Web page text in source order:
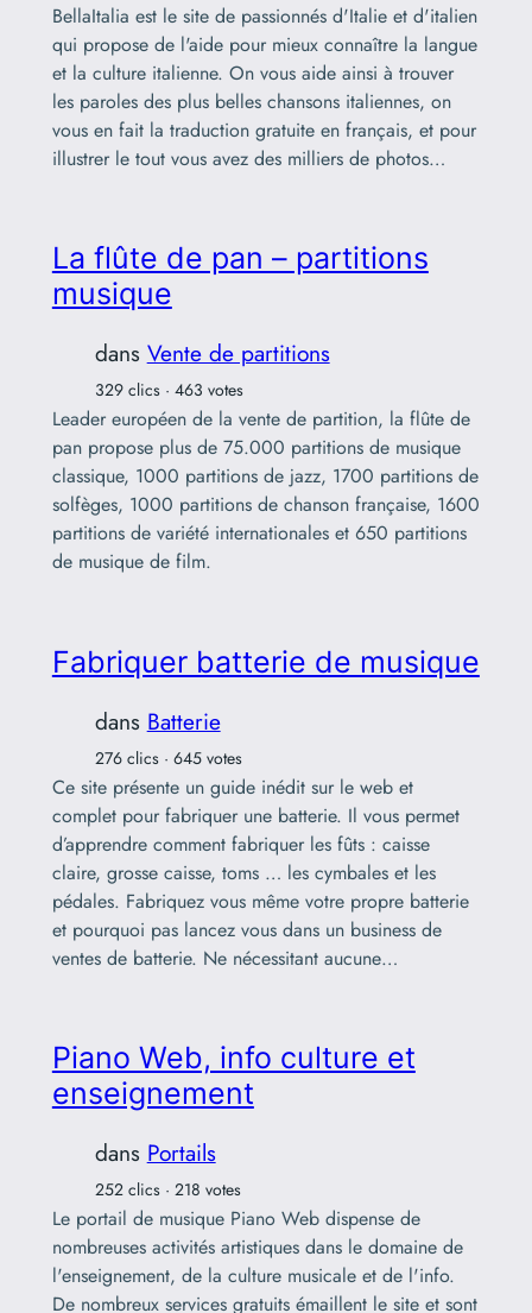
BellaItalia est le site de passionnés d'Italie et d'italien
qui propose de l'aide pour mieux connaître la langue
et la culture italienne. On vous aide ainsi à trouver
les paroles des plus belles chansons italiennes, on
vous en fait la traduction gratuite en français, et pour
illustrer le tout vous avez des milliers de photos…
La flûte de pan – partitions
musique
dans Vente de partitions
329 clics · 463 votes
Leader européen de la vente de partition, la flûte de
pan propose plus de 75.000 partitions de musique
classique, 1000 partitions de jazz, 1700 partitions de
solfèges, 1000 partitions de chanson française, 1600
partitions de variété internationales et 650 partitions
de musique de film.
Fabriquer batterie de musique
dans Batterie
276 clics · 645 votes
Ce site présente un guide inédit sur le web et
complet pour fabriquer une batterie. Il vous permet
d’apprendre comment fabriquer les fûts : caisse
claire, grosse caisse, toms … les cymbales et les
pédales. Fabriquez vous même votre propre batterie
et pourquoi pas lancez vous dans un business de
ventes de batterie. Ne nécessitant aucune…
Piano Web, info culture et
enseignement
dans Portails
252 clics · 218 votes
Le portail de musique Piano Web dispense de
nombreuses activités artistiques dans le domaine de
l'enseignement, de la culture musicale et de l'info.
De nombreux services gratuits émaillent le site et sont